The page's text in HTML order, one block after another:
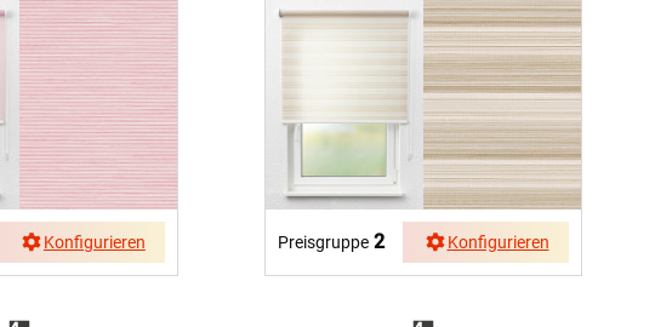
Konfigurieren Preisgruppe 2 Konfigurieren